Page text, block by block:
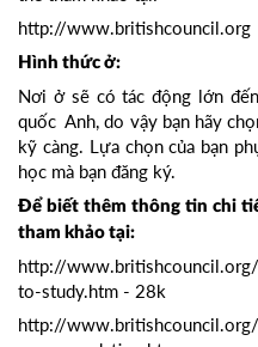
http://www.britishcouncil.org
Hình thức ở:
Nơi ở sẽ có tác động lớn
quốc Anh, do vậy bạn hãy
kỹ càng. Lựa chọn của bạn
học mà bạn đăng ký.
Để biết thêm thông tin chi
tham khảo tại:
http://
to-study.htm - 28k
http://